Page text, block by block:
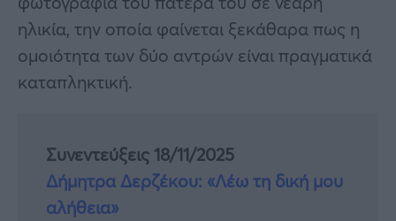
ηλικία, την οποία φαίνεται ξεκάθαρα πως η
ομοιότητα των δύο αντρών είναι πραγματικά
καταπληκτική.
Συνεντεύξεις 18/11/2025
Δήμητρα Δερζέκου: «Λέω τη δική μου
αλήθεια»